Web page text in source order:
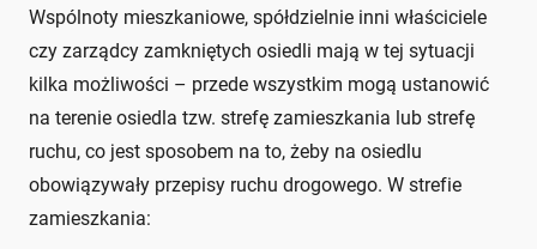
Wspólnoty mieszkaniowe, spółdzielnie inni właściciele
czy zarządcy zamkniętych osiedli mają w tej sytuacji
kilka możliwości – przede wszystkim mogą ustanowić
na terenie osiedla tzw. strefę zamieszkania lub strefę
ruchu, co jest sposobem na to, żeby na osiedlu
obowiązywały przepisy ruchu drogowego. W strefie
zamieszkania: